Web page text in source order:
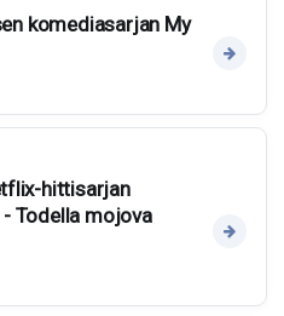
komediasarjan My
hittisarjan
Todella mojova